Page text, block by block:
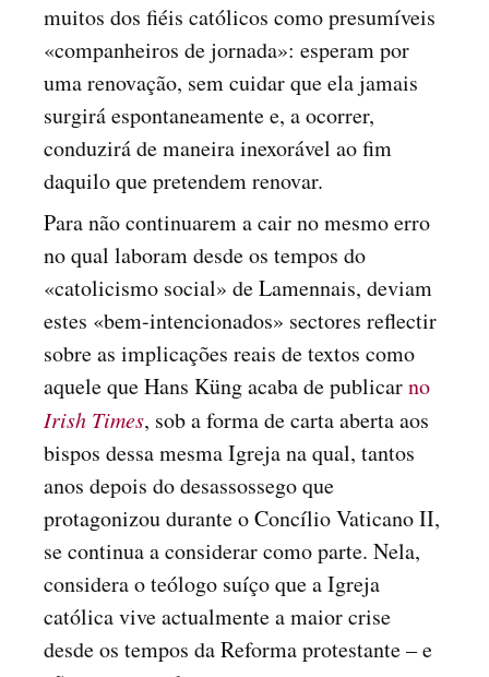
muitos dos fiéis católicos como presumíveis
«companheiros de jornada»: esperam por
uma renovação, sem cuidar que ela jamais
surgirá espontaneamente e, a ocorrer,
conduzirá de maneira inexorável ao fim
daquilo que pretendem renovar.
Para não continuarem a cair no mesmo erro
no qual laboram desde os tempos do
«catolicismo social» de Lamennais, deviam
estes «bem-intencionados» sectores reflectir
sobre as implicações reais de textos como
aquele que Hans Küng acaba de publicarno
Irish Times, sob a forma de carta aberta aos
bispos dessa mesma Igreja na qual, tantos
anos depois do desassossego que
protagonizou durante o Concílio Vaticano II,
se continua a considerar como parte. Nela,
considera o teólogo suíço que a Igreja
católica vive actualmente a maior crise
desde os tempos da Reforma protestante – e